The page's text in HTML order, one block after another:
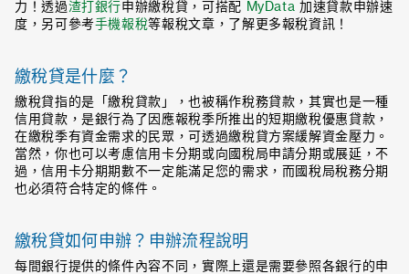
力！透過渣打銀行申辦繳稅貸，可搭配 MyData 加速貸款申辦速
度，另可參考手機報稅等報稅文章，了解更多報稅資訊！
繳稅貸是什麼？
繳稅貸指的是「繳稅貸款」，也被稱作稅務貸款，其實也是一種
信用貸款，是銀行為了因應報稅季所推出的短期繳稅優惠貸款，
在繳稅季有資金需求的民眾，可透過繳稅貸方案緩解資金壓力。
當然，你也可以考慮信用卡分期或向國稅局申請分期或展延，不
過，信用卡分期期數不一定能滿足您的需求，而國稅局稅務分期
也必須符合特定的條件。
繳稅貸如何申辦？申辦流程說明
每間銀行提供的條件內容不同，實際上還是需要參照各銀行的申